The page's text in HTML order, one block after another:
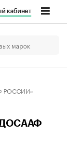
кабинет
РОССИИ»